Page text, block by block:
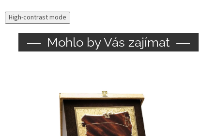
High-contrast mode
Mohlo by Vás zajímat